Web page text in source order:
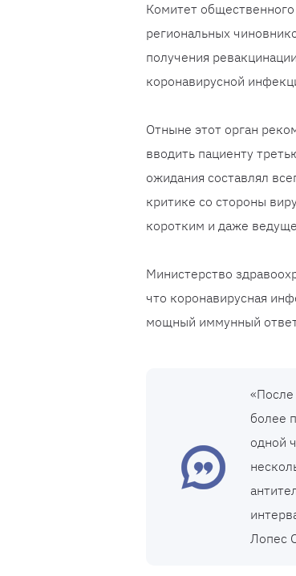
Комитет
региональных
получения
коронавирусной
Отныне этот орган
вводить пациенту
ожидания составлял
критике со стороны
коротким и даже
Министерство
что коронавирусная
мощный иммунный
более
одной
Лопес